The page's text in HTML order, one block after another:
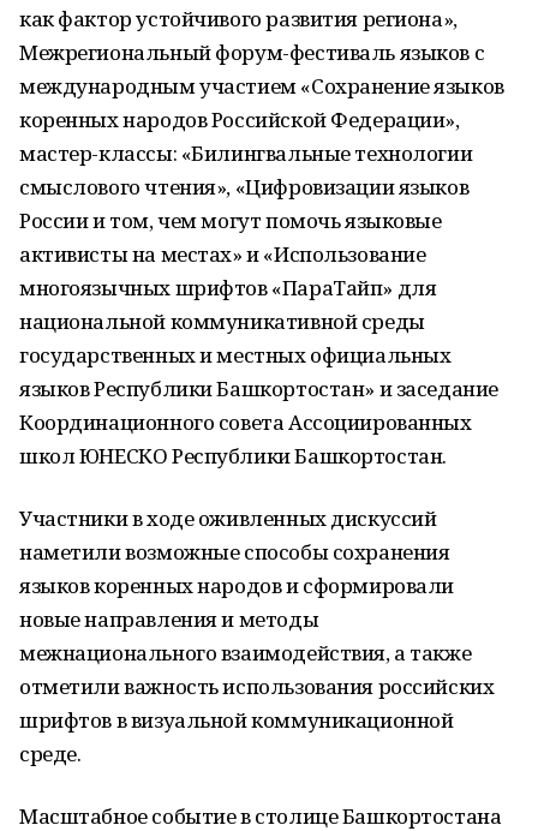
как фактор устойчивого развития региона»,
Межрегиональный форум-фестиваль языков с
международным участием «Сохранение языков
коренных народов Российской Федерации»,
мастер-классы: «Билингвальные технологии
смыслового чтения», «Цифровизации языков
России и том, чем могут помочь языковые
активисты на местах» и «Использование
многоязычных шрифтов «ПараТайп» для
национальной коммуникативной среды
государственных и местных официальных
языков Республики Башкортостан» и заседание
Координационного совета Ассоциированных
школ ЮНЕСКО Республики Башкортостан.
Участники в ходе оживленных дискуссий
наметили возможные способы сохранения
языков коренных народов и сформировали
новые направления и методы
межнационального взаимодействия, а также
отметили важность использования российских
шрифтов в визуальной коммуникационной
среде.
Масштабное событие в столице Башкортостана